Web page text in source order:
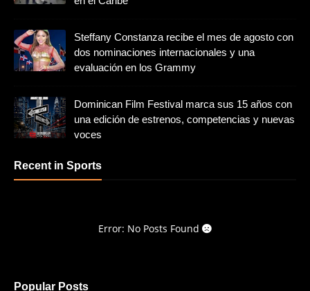
Steffany Constanza recibe el mes de agosto con
dos nominaciones internacionales y una
evaluación en los Grammy
Dominican Film Festival marca sus 15 años con
una edición de estrenos, competencias y nuevas
voces
Recent in Sports
Error: No Posts Found
Popular Posts